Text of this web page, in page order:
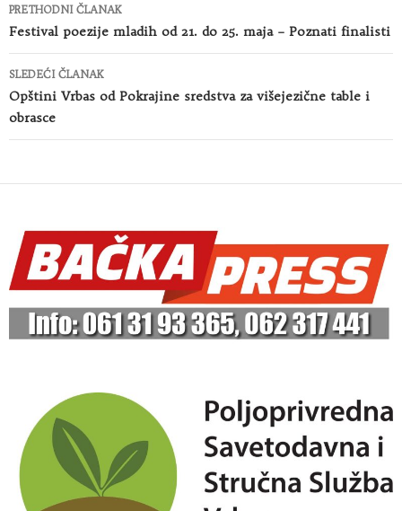
članaka
PRETHODNI ČLANAK
Festival poezije mladih od 21. do 25. maja – Poznati finalisti
SLEDEĆI ČLANAK
Opštini Vrbas od Pokrajine sredstva za višejezične table i
obrasce